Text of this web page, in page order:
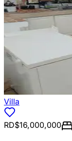
Villa
RD$16,000,000